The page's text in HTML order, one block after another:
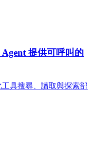
提供可呼叫的
工具搜尋、讀取與探索部